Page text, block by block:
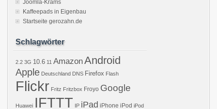
Joomla-Krams
Kaffeepads in Eigenbau
Startseite gerozahn.de
Schlagwörter
2.2 3G 10.6 11 AmazonAndroid
Apple Deutschland DNS Firefox Flash
Flickr Fritz Fritzbox Froyo Google
Huawei IFTTT IP iPad iPhone iPod iPod